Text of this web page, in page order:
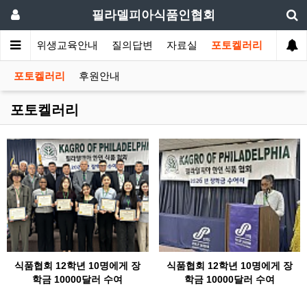
필라델피아식품인협회
식 위생교육안내 질의답변 자료실 포토켈러리
포토켈러리 후원안내
포토켈러리
식품협회 12학년 10명에게 장
학금 10000달러 수여
식품협회 12학년 10명에게 장
학금 10000달러 수여